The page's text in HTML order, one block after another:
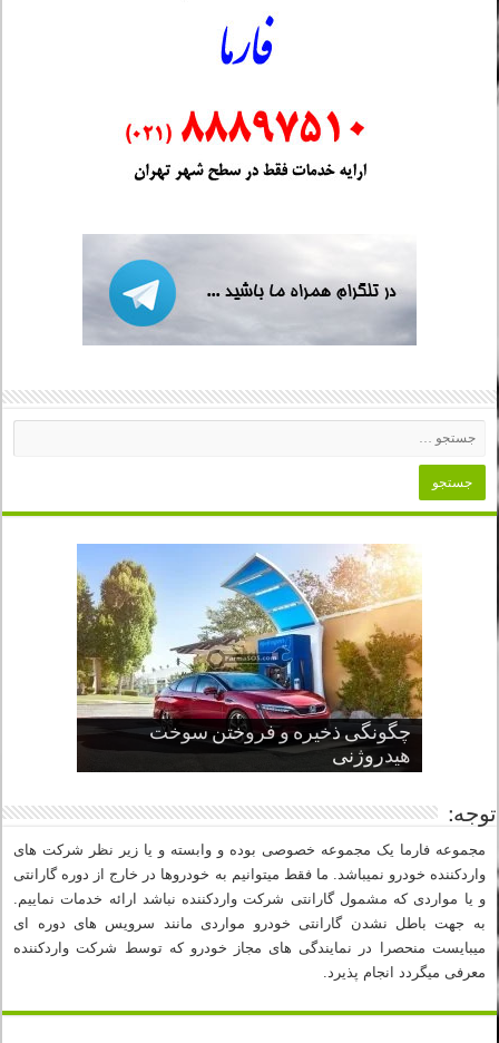
چگونگی ذخیره و فروختن سوخت
هیدروژنی
قدرتمندترین ماسل کارها یا خودروهای
عضلانی امریکایی
چرا نمک باعث خوردگی خودرو می شود؟
پنج کابین جذاب سال های اخیر صنعت
خودروسازی
از صفر تا صد طراحی خودرو قسمت
سوم
توجه:
مجموعه فارما یک مجموعه خصوصی بوده و وابسته و یا زیر نظر شرکت های
واردکننده خودرو نمیباشد. ما فقط میتوانیم به خودروها در خارج از دوره گارانتی
و یا مواردی که مشمول گارانتی شرکت واردکننده نباشد ارائه خدمات نماییم.
به جهت باطل نشدن گارانتی خودرو مواردی مانند سرویس های دوره ای
میبایست منحصرا در نمایندگی های مجاز خودرو که توسط شرکت واردکننده
معرفی میگردد انجام پذیرد.